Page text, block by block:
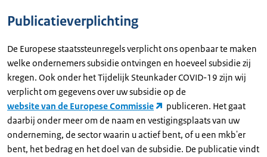
Publicatieverplichting
De Europese staatssteunregels verplicht ons openbaar te maken
welke ondernemers subsidie ontvingen en hoeveel subsidie zij
kregen. Ook onder het Tijdelijk Steunkader COVID-19 zijn wij
verplicht om gegevens over uw subsidie op de
website van de Europese Commissie
publiceren. Het gaat
daarbij onder meer om de naam en vestigingsplaats van uw
onderneming, de sector waarin u actief bent, of u een mkb'er
bent, het bedrag en het doel van de subsidie. De publicatie vindt